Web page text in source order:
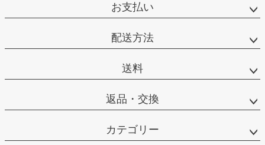
お支払い
配送方法
送料
返品・交換
カテゴリー